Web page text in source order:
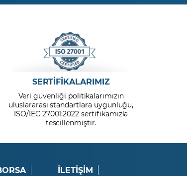
SERTİFİKALARIMIZ
Veri güvenliği politikalarımızın
uluslararası standartlara uygunluğu,
ISO/IEC 27001:2022 sertifikamızla
tescillenmiştir.
İLETİŞİM